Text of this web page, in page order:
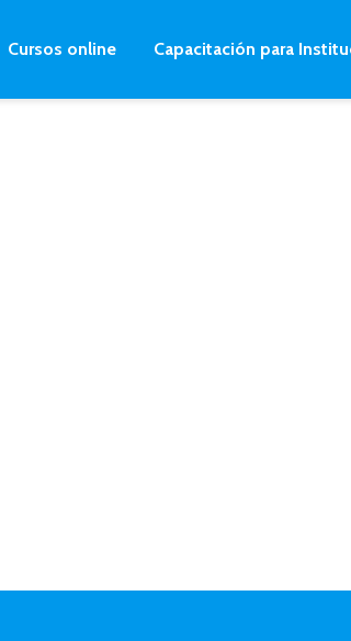
Cursos online Capacitación para